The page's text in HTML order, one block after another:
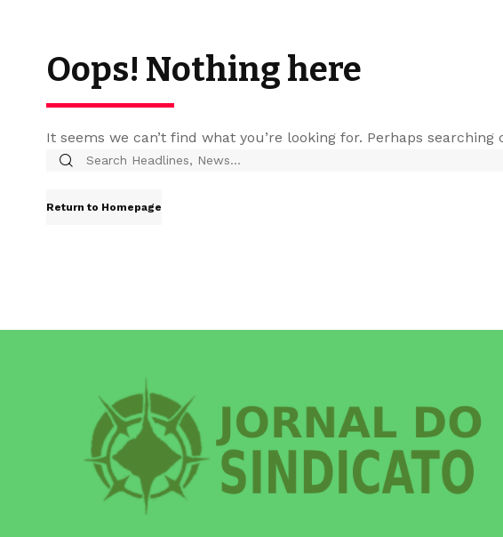
Oops! Nothing here
It seems we can’t find what you’re looking for. Perhaps searching
Return to Homepage